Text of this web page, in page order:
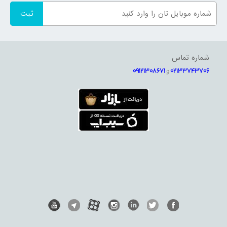
در حین شستشو در این محصولات گنجانده شده است، اگر تا به امروز نگران
این بودید که لباس‌های ظریف شما در حین شستشو با ماشین لباسشویی
بسپارید دیگر با خرید ماشین لباسشویی جی پلاس این نگرانی را نداشته و به
این دغدغه پایان خواهید داد.
از دیگر قابلیت‌ها و مشخصات ماشین لباسشویی جی پلاس می‌توان به
موتور ماشین لباسشویی جی پلاس
شماره تماس
02133743706و09121308671